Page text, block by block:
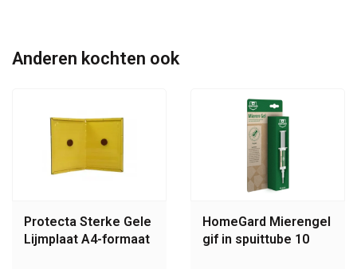
Anderen kochten ook
Protecta Sterke Gele
Lijmplaat A4-formaat
HomeGard Mierengel
gif in spuittube 10